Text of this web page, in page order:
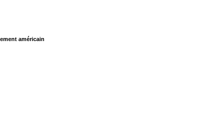
américain